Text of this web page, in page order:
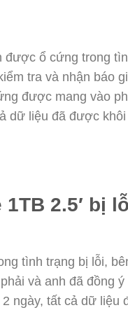
được ổ cứng trong
tra và nhận báo
được mang vào
dữ liệu đã được
2.5′ bị
tình trạng bị lỗi,
và anh đã đồng ý
ngày, tất cả dữ liệu